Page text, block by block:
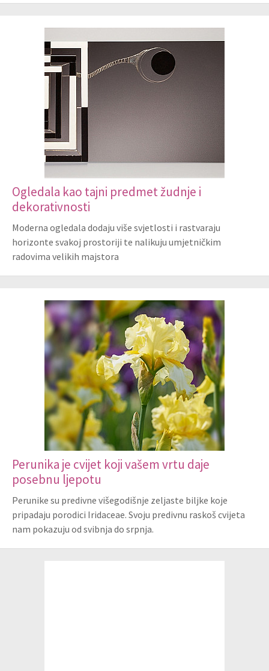
Ogledala kao tajni predmet žudnje i
dekorativnosti
Moderna ogledala dodaju više svjetlosti i rastvaraju
horizonte svakoj prostoriji te nalikuju umjetničkim
radovima velikih majstora
Perunika je cvijet koji vašem vrtu daje
posebnu ljepotu
Perunike su predivne višegodišnje zeljaste biljke koje
pripadaju porodici Iridaceae. Svoju predivnu raskoš cvijeta
nam pokazuju od svibnja do srpnja.